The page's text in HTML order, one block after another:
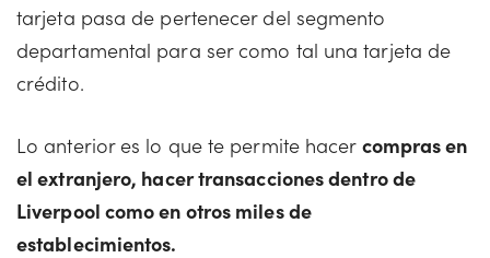
tarjeta pasa de pertenecer del segmento
departamental para ser como tal una tarjeta de
crédito.
Lo anterior es lo que te permite hacer compras en
el extranjero, hacer transacciones dentro de
Liverpool como en otros miles de
establecimientos.